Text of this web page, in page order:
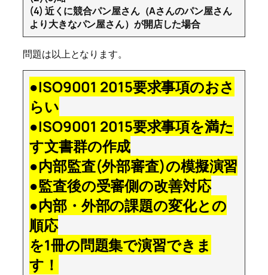
(4) 近くに競合パン屋さん（Aさんのパン屋さん
より大きなパン屋さん）が開店した場合
問題は以上となります。
●ISO9001 2015要求事項のおさ
らい
●ISO9001 2015要求事項を満た
す文書群の作成
●内部監査(外部審査)の模擬演習
●監査後の受審側の改善対応
●内部・外部の課題の変化との
順応
を1冊の問題集で演習できま
す！